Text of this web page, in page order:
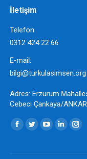
İletişim
Telefon
0312 424 22 66
E-mail:
bilgi@turkulasimsen.org
Adres: Erzurum
Cebeci Çankaya/
Find us on:
Facebook
opens
Twitter
opens
YouTube
opens
Linkedin
opens